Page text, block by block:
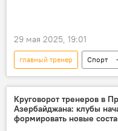
29 мая 2025, 19:01
главный тренер Спорт
Футбол
ФК "Сабах"
российский тренер Василий
Отставка
наставник
Круговорот тренеров в
Азербайджана: клубы
формировать новые